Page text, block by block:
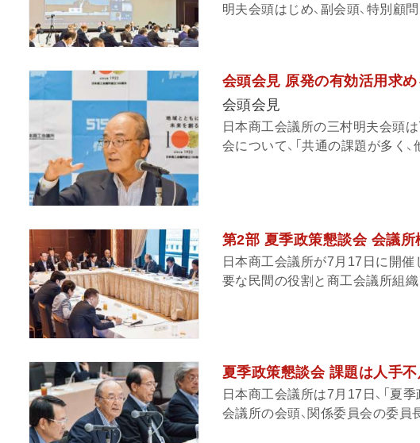
明夫会頭はじめ、副会頭、特別顧問
会頭会見 原発の有効活用求
会頭会見
日本商工会議所の三村明夫会頭
会について、「共通の課題が多く
第2部 夏季政策懇談会 会議所
日本商工会議所が7月17日に開催
要な民間の役割と商工会議所組織
夏季政策懇談会 課題は人手
日本商工会議所は7月17日、「夏
会議所の会頭、関係委員会の委員